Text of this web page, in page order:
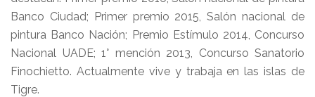
Banco Ciudad; Primer premio 2015, Salón nacional de
pintura Banco Nación; Premio Estímulo 2014, Concurso
Nacional UADE; 1° mención 2013, Concurso Sanatorio
Finochietto. Actualmente vive y trabaja en las islas de
Tigre.